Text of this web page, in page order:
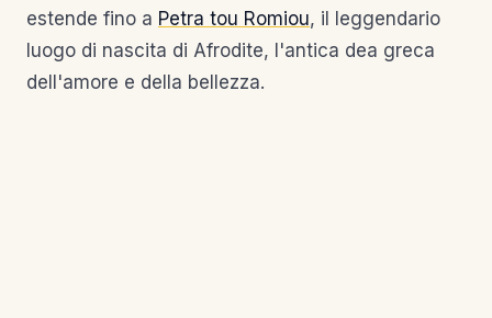
estende fino a Petra tou Romiou, il leggendario
luogo di nascita di Afrodite, l'antica dea greca
dell'amore e della bellezza.